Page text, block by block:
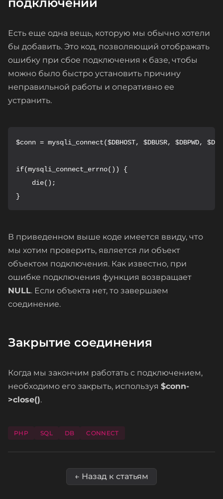
Есть еще одна вещь, которую мы обычно хотели
бы добавить. Это код, позволяющий отображать
ошибку при сбое подключения к базе, чтобы
можно было быстро установить причину
неправильной работы и оперативно ее
устранить.
$conn = mysqli_connect($DBHOST, $DBUSR, $DBPWD,
if(mysqli_connect_errno()) {
    die();
}
В приведенном выше коде имеется ввиду, что
мы хотим проверить, является ли объект
объектом подключения. Как известно, при
ошибке подключения функция возвращает
NULL. Если объекта нет, то завершаем
соединение.
Закрытие соединения
Когда мы закончим работать с подключением,
необходимо его закрыть, используя $conn-
>close().
PHP SQL DB CONNECT
← Назад к статьям